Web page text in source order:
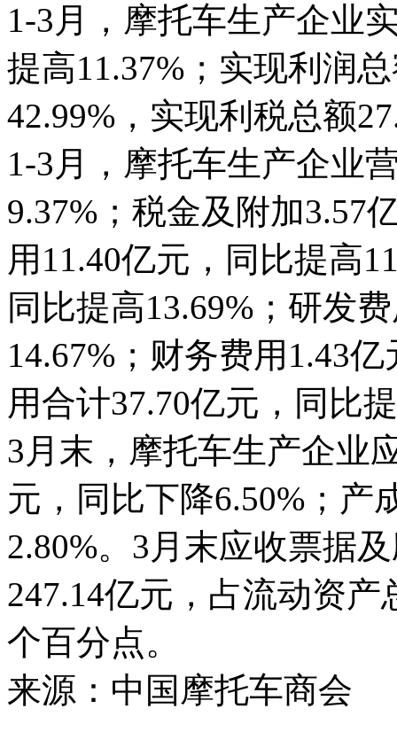
1-3月，摩托车生产企业
提高11.37%；实现利润
42.99%，实现利税总额
1-3月，摩托车生产企业
9.37%；税金及附加3.57
用11.40亿元，同比提高
同比提高13.69%；研发
14.67%；财务费用1.43
用合计37.70亿元，同比
3月末，摩托车生产企业
元，同比下降6.50%；产
2.80%。3月末应收票据
247.14亿元，占流动资产
个百分点。
来源：中国摩托车商会